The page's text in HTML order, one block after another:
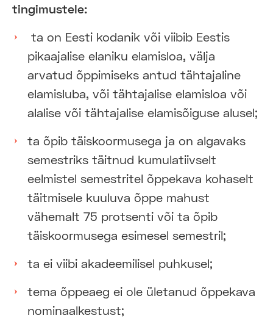
tingimustele:
ta on Eesti kodanik või viibib Eestis
pikaajalise elaniku elamisloa, välja
arvatud õppimiseks antud tähtajaline
elamisluba, või tähtajalise elamisloa või
alalise või tähtajalise elamisõiguse alusel;
ta õpib täiskoormusega ja on algavaks
semestriks täitnud kumulatiivselt
eelmistel semestritel õppekava kohaselt
täitmisele kuuluva õppe mahust
vähemalt 75 protsenti või ta õpib
täiskoormusega esimesel semestril;
ta ei viibi akadeemilisel puhkusel;
tema õppeaeg ei ole ületanud õppekava
nominaalkestust;